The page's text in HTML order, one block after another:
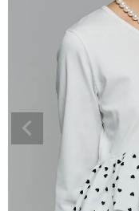
CATEGORY
OUTLET